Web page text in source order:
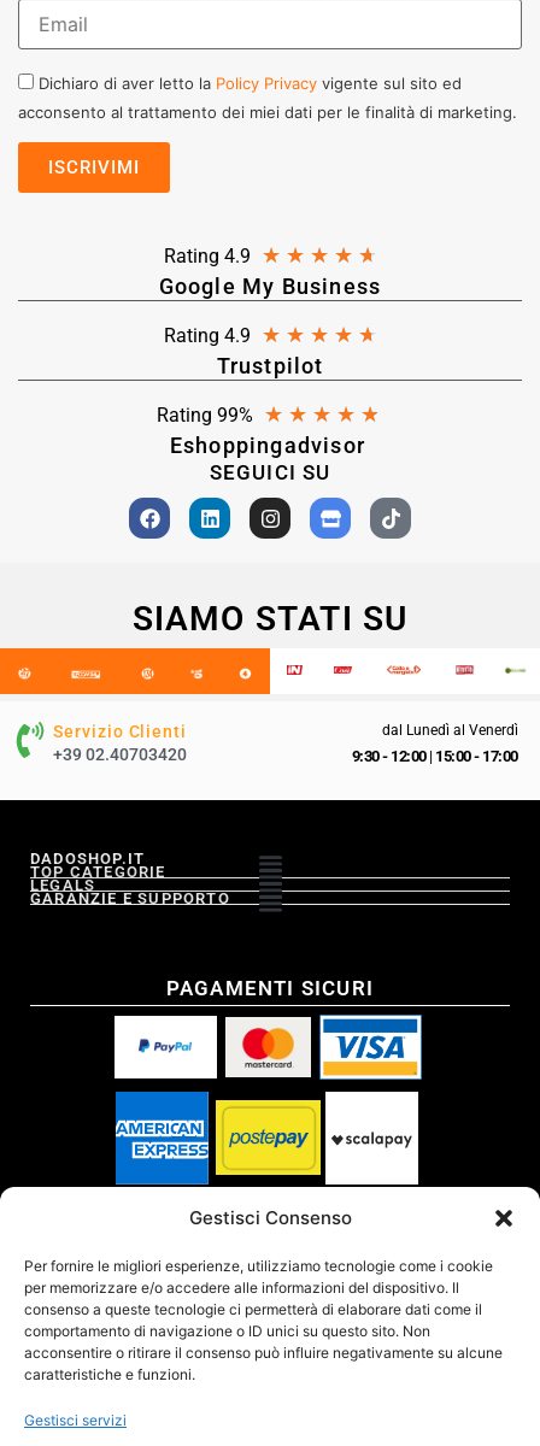
Gestisci Consenso
Per fornire le migliori esperienze, utilizziamo tecnologie come i cookie
per memorizzare e/o accedere alle informazioni del dispositivo. Il
consenso a queste tecnologie ci permetterà di elaborare dati come il
comportamento di navigazione o ID unici su questo sito. Non
acconsentire o ritirare il consenso può influire negativamente su alcune
caratteristiche e funzioni.
Gestisci servizi
Dichiaro di aver letto la Policy Privacy vigente sul sito ed
acconsento al trattamento dei miei dati per le finalità di marketing.
Rating 4.9 ★ ★ ★ ★ ★
Google My Business
Rating 4.9 ★ ★ ★ ★ ★
Trustpilot
Rating 99% ★ ★ ★ ★ ★
Eshoppingadvisor
SEGUICI SU
SIAMO STATI SU
Servizio Clienti
+39 02.40703420
dal Lunedì al Venerdì
9:30 - 12:00| 15:00 - 17:00
DADOSHOP.IT
TOP CATEGORIE
LEGALS
GARANZIE E SUPPORTO
PAGAMENTI SICURI
SPEDITO DA
SITO CERTIFICATO